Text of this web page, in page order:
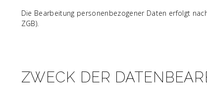
Die Bearbeitung personenbezogener Daten erfolgt
ZGB).
ZWECK DER